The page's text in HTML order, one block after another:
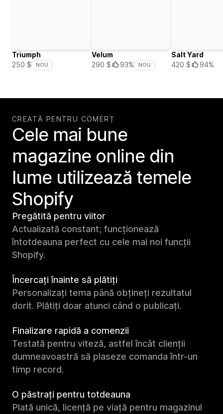
Triumph
250 $
NOU
Velum
290 $
93% NOU
Salt Yard
420 $
94%
CREATĂ PENTRU COMERȚ
Cele mai bune
magazine online din
lume utilizează temele
Shopify
Pregătită pentru viitor
Actualizată constant; funcționează
întotdeauna perfect cu cele mai noi funcții
Shopify.
Încercați înainte să plătiți
Personalizați tema până obțineți rezultatul
dorit. Plătiți doar atunci când o publicați.
Finalizare rapidă a comenzii
Testată pentru viteză, astfel încât clienții
dumneavoastră să plaseze comanda într-un
timp record.
O păstrați pentru totdeauna
Plată unică, licență pe viață pentru magazinul